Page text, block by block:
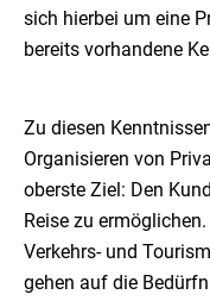
sich hierbei um eine
bereits vorhandene
Zu diesen
Organisieren von
oberste Ziel: Den
Reise zu
Verkehrs- und
gehen auf die